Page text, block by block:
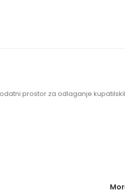
prostor za odlaganje